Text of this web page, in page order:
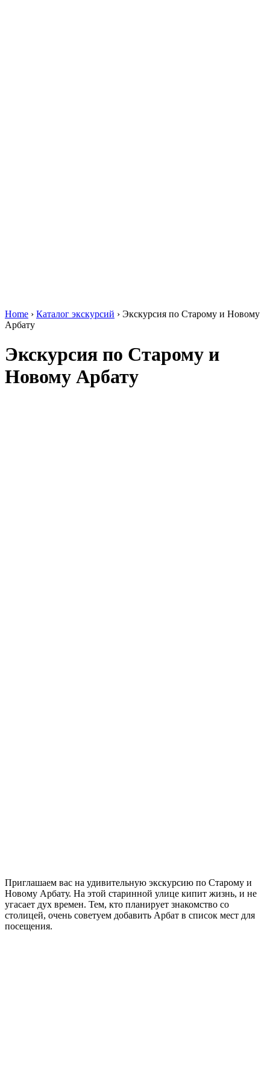
Home › Каталог экскурсий › Экскурсия по Старому и Новому
Арбату
Экскурсия по Старому и
Новому Арбату
Приглашаем вас на удивительную экскурсию по Старому и
Новому Арбату. На этой старинной улице кипит жизнь, и не
угасает дух времен. Тем, кто планирует знакомство со
столицей, очень советуем добавить Арбат в список мест для
посещения.